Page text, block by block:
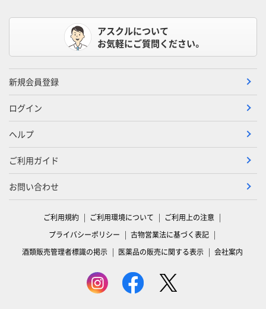
アスクルについて
お気軽にご質問ください。
新規会員登録
ログイン
ヘルプ
ご利用ガイド
お問い合わせ
ご利用規約 ご利用環境について
ご利用上の注意
プライバシーポリシー
古物営業法に基づく表記
酒類販売管理者標識の掲示
医薬品の販売に関する表示 会社案内